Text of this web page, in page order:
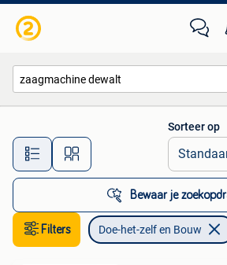
Alle afstanden…
Sorteer op
Bewaar je
Filters Doe-het-zelf en Bouw